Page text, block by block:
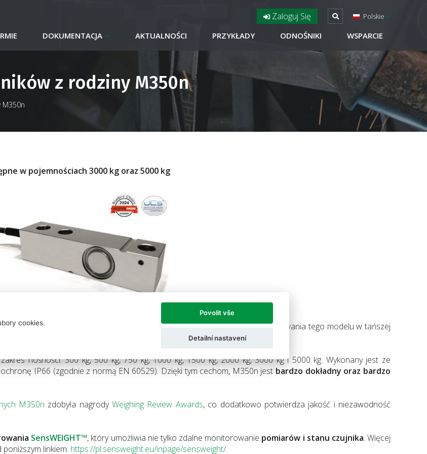
Zaloguj Się Polskie
DOKUMENTACJA AKTUALNOŚCI PRZYKŁADY ODNOŚNIKI
WSPARCIE
z rodziny M350n
w pojemnościach 3000 kg oraz 5000 kg
o nośności 3000 kg i 5000 kg, co dodatkowo rozszerza możliwości zastosowania tego modelu w tańszej
nośności: 300 kg, 500 kg, 750 kg, 1000 kg, 1500 kg, 2000 kg, 3000 kg i 5000 kg. Wykonany jest ze
IP66 (zgodnie z normą EN 60529). Dzięki tym cechom, M350n jest bardzo dokładny oraz bardzo
M350n zdobyła nagrodyWeighing Review Awards, co dodatkowo potwierdza jakość i niezawodność
SensWEIGHT™, który umożliwia nie tylko zdalne monitorowanie pomiarów i stanu czujnika. Więcej
linkiem: https://pl.sensweight.eu/inpage/sensweight/.
cookies.
Povolit vše
Detailní nastavení